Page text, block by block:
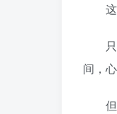
这
只
间，
但